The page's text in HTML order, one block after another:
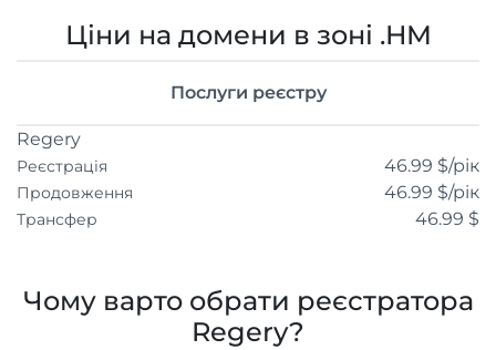
Ціни на домени в зоні .HM
Послуги реєстру
Regery
Реєстрація 46.99 $/рік
Продовження 46.99 $/рік
Трансфер 46.99 $
Чому варто обрати реєстратора
Regery?